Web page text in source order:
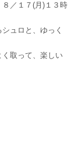
／１７(月)１３時
ュロと、ゆっく
取って、楽しい